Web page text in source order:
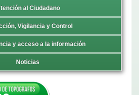
al Ciudadano
Vigilancia y Control
y acceso a la información
Noticias